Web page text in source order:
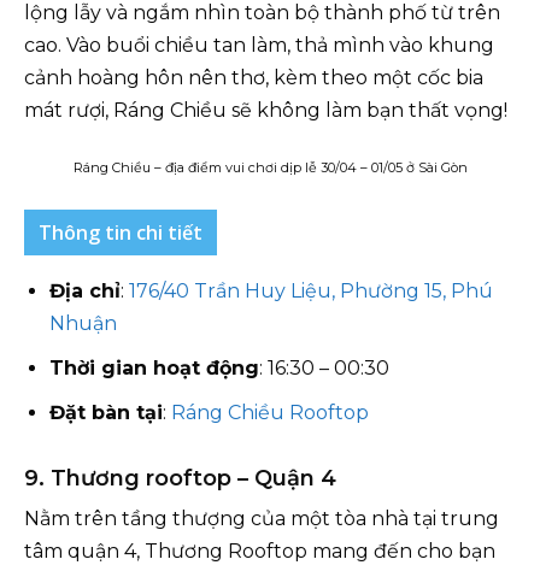
lộng lẫy và ngắm nhìn toàn bộ thành phố từ trên
cao. Vào buổi chiều tan làm, thả mình vào khung
cảnh hoàng hôn nên thơ, kèm theo một cốc bia
mát rượi, Ráng Chiều sẽ không làm bạn thất vọng!
Ráng Chiều – địa điểm vui chơi dịp lễ 30/04 – 01/05 ở Sài Gòn
Thông tin chi tiết
Địa chỉ: 176/40 Trần Huy Liệu, Phường 15, Phú
Nhuận
Thời gian hoạt động: 16:30 – 00:30
Đặt bàn tại: Ráng Chiều Rooftop
9. Thương rooftop – Quận 4
Nằm trên tầng thượng của một tòa nhà tại trung
tâm quận 4, Thương Rooftop mang đến cho bạn